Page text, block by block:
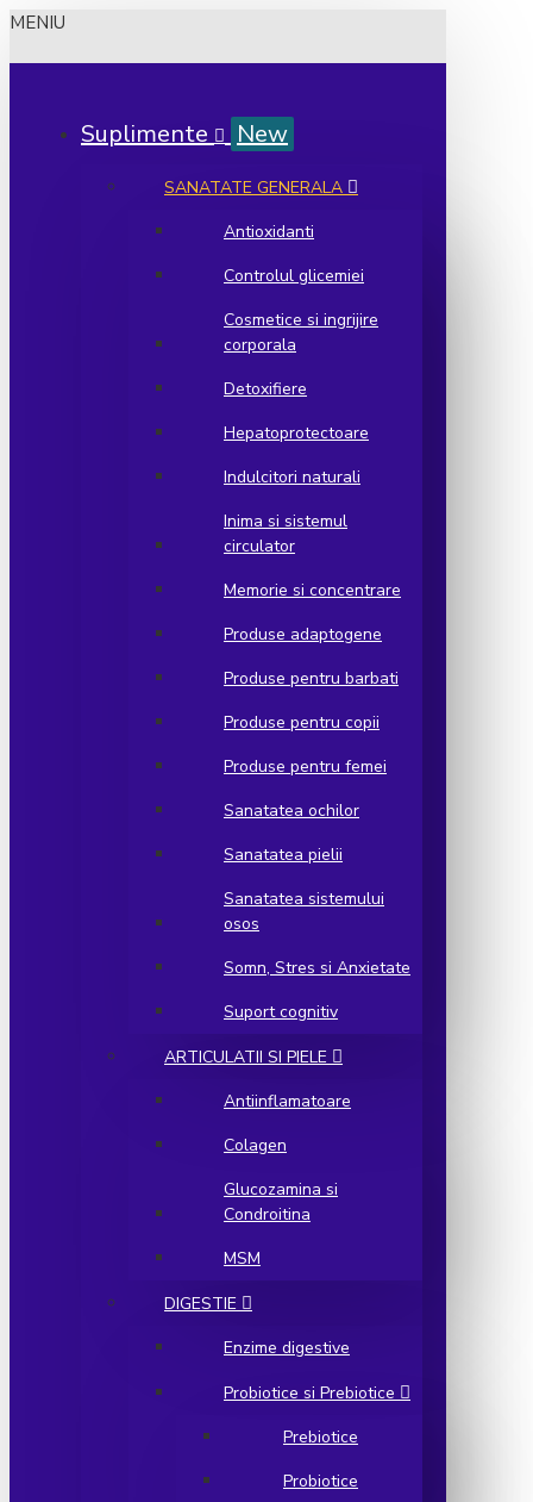
MENIU
Suplimente New
SANATATE GENERALA
Antioxidanti
Controlul glicemiei
Cosmetice si ingrijire
corporala
Detoxifiere
Hepatoprotectoare
Indulcitori naturali
Inima si sistemul
circulator
Memorie si concentrare
Produse adaptogene
Produse pentru barbati
Produse pentru copii
Produse pentru femei
Sanatatea ochilor
Sanatatea pielii
Sanatatea sistemului
osos
Somn, Stres si Anxietate
Suport cognitiv
ARTICULATII SI PIELE
Antiinflamatoare
Colagen
Glucozamina si
Condroitina
MSM
DIGESTIE
Enzime digestive
Probiotice si Prebiotice
Prebiotice
Probiotice